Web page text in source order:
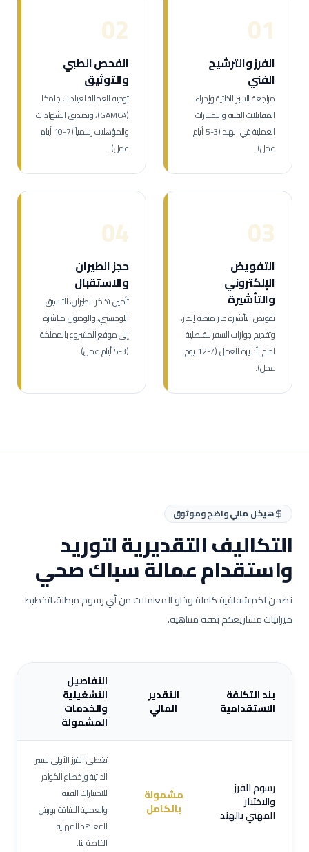
01
الفرز والترشيح
الفني
مراجعة السير الذاتية وإجراء
المقابلات الفنية والاختبارات
العملية في الهند (3-5 أيام
عمل).
02
الفحص الطبي
والتوثيق
توجيه العمالة لعيادات جامكا
(GAMCA)، وتصديق الشهادات
والمؤهلات رسمياً (7-10 أيام
عمل).
03
التفويض
الإلكتروني
والتأشيرة
تفويض التأشيرة عبر منصة إنجاز،
وتقديم جوازات السفر للقنصلية
لختم تأشيرة العمل (7-12 يوم
عمل).
04
حجز الطيران
والاستقبال
تأمين تذاكر الطيران، التنسيق
اللوجستي، والوصول مباشرة
إلى موقع المشروع بالمملكة
(3-5 أيام عمل).
هيكل مالي واضح وموثوق
التكاليف التقديرية لتوريد
واستقدام عمالةسباك صحي
نضمن لكم شفافية كاملة وخلو المعاملات من أي رسوم مبطنة، لتخطيط
ميزانيات مشاريعكم بدقة متناهية.
بند التكلفة
الاستقدامية
التقدير
المالي
التفاصيل
التشغيلية
والخدمات
المشمولة
رسوم الفرز
والاختبار
المهني بالهند
مشمولة
بالكامل
تغطي الفرز الأولي للسير
الذاتية وإخضاع الكوادر
للاختبارات الفنية
والعملية الشاقة بورش
المعاهد المهنية
الخاصة بنا.